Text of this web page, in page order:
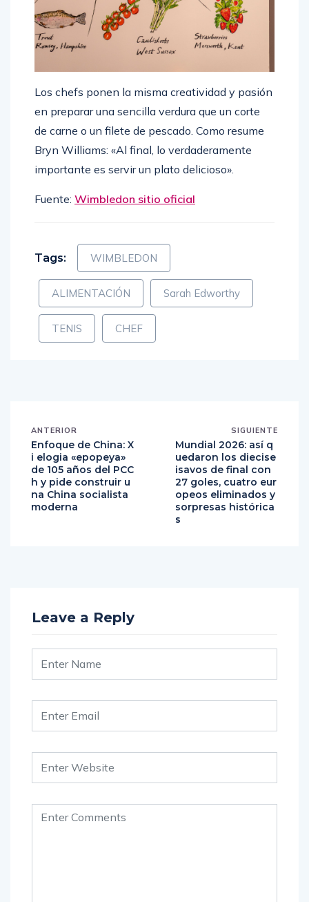
Los chefs ponen la misma creatividad y pasión
en preparar una sencilla verdura que un corte
de carne o un filete de pescado. Como resume
Bryn Williams: «Al final, lo verdaderamente
importante es servir un plato delicioso».
Fuente: Wimbledon sitio oficial
Tags: WIMBLEDON
ALIMENTACIÓN Sarah Edworthy
TENIS CHEF
ANTERIOR
Enfoque de China: X
i elogia «epopeya»
de 105 años del PCC
h y pide construir u
na China socialista
moderna
SIGUIENTE
Mundial 2026: así q
uedaron los diecise
isavos de final con
27 goles, cuatro eur
opeos eliminados y
sorpresas histórica
s
Leave a Reply